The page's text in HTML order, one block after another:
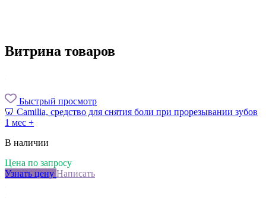
Витрина товаров
Быстрый просмотр
🦷 Camilia, средство для снятия боли при прорезывании зубов
1 мес +
В наличии
Цена по запросу
Узнать цену Написать